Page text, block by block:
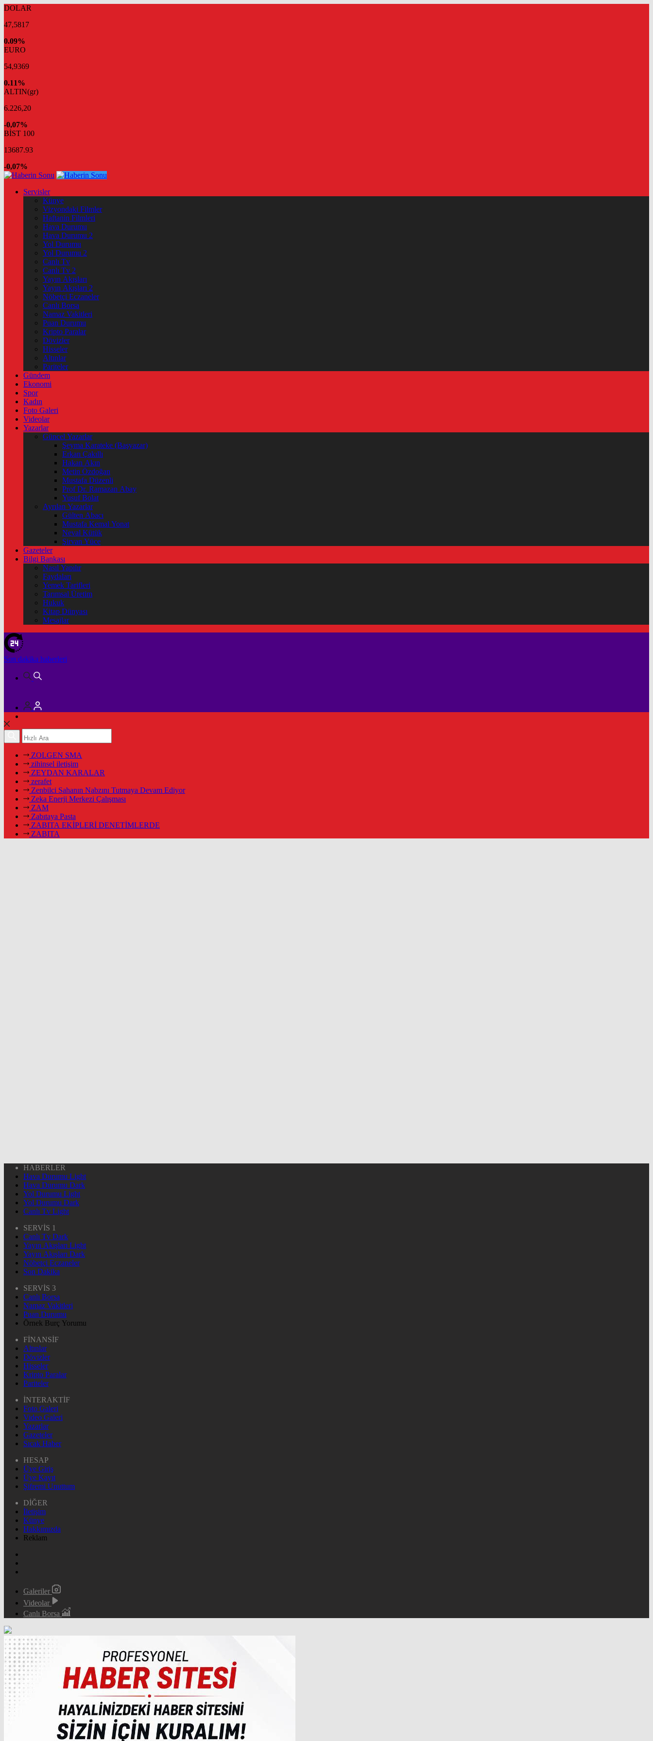
DOLAR
47,5817
0.09%
EURO
54,9369
0.11%
ALTIN(gr)
6.226,20
-0,07%
BİST 100
13687.93
-0,07%
Servisler
Künye
Vizyondaki Filmler
Haftanin Filmleri
Hava Durumu
Hava Durumu 2
Yol Durumu
Yol Durumu 2
Canlı Tv
Canlı Tv 2
Yayın Akışları
Yayın Akışları 2
Nöbetçi Eczaneler
Canlı Borsa
Namaz Vakitleri
Puan Durumu
Kripto Paralar
Dövizler
Hisseler
Altınlar
Pariteler
Gündem
Ekonomi
Spor
Kadın
Foto Galeri
Videolar
Yazarlar
Güncel Yazarlar
Şeyma Karateke (Başyazar)
Erkan Çakıllı
Hakan Akın
Metin Özdoğan
Mustafa Düzenli
Prof Dr. Ramazan Abay
Yusuf Bolat
Ayrılan Yazarlar
Gülten Abacı
Mustafa Kemal Yonat
Neval Kütük
Şirvan Yüce
Gazeteler
Bilgi Bankası
Nasıl Yapılır
Faydaları
Yemek Tarifleri
Tarımsal Üretim
Hukuk
Kitap Dünyası
Mesajlar
Son dakika haberleri
ZOLGEN SMA
zihinsel iletişim
ZEYDAN KARALAR
zerafet
Zenbilci Sahanın Nabzını Tutmaya Devam Ediyor
Zeka Enerji Merkezi Çalışması
ZAM
Zabıtaya Pasta
ZABITA EKİPLERİ DENETİMLERDE
ZABITA
HABERLER
Hava Durumu Light
Hava Durumu Dark
Yol Durumu Light
Yol Durumu Dark
Canlı Tv Light
SERVİS 1
Canlı Tv Dark
Yayın Akışları Light
Yayın Akışları Dark
Nöbetçi Eczaneler
Son Dakika
SERVİS 3
Canlı Borsa
Namaz Vakitleri
Puan Durumu
Örnek Burç Yorumu
FİNANSİF
Altınlar
Dövizler
Hisseler
Kripto Paralar
Pariteler
İNTERAKTİF
Foto Galeri
Video Galeri
Yazarlar
Gazeteler
Sıcak Haber
HESAP
Üye Giriş
Üye Kayıt
Şifremi Unuttum
DİĞER
İletişim
Künye
Hakkımızda
Reklam
Galeriler
Videolar
Canlı Borsa